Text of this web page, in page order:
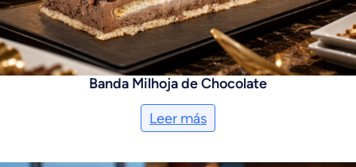
Banda Milhoja de Chocolate
Leer más